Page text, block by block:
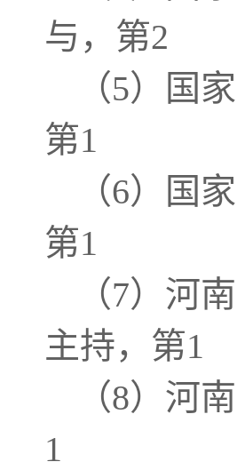
与，第2
（5）国
第1
（6）国
第1
（7）河
主持，第1
（8）河
1